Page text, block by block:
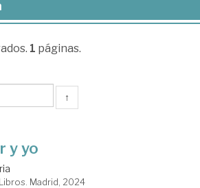
1 páginas.
↑
y yo
Madrid, 2024